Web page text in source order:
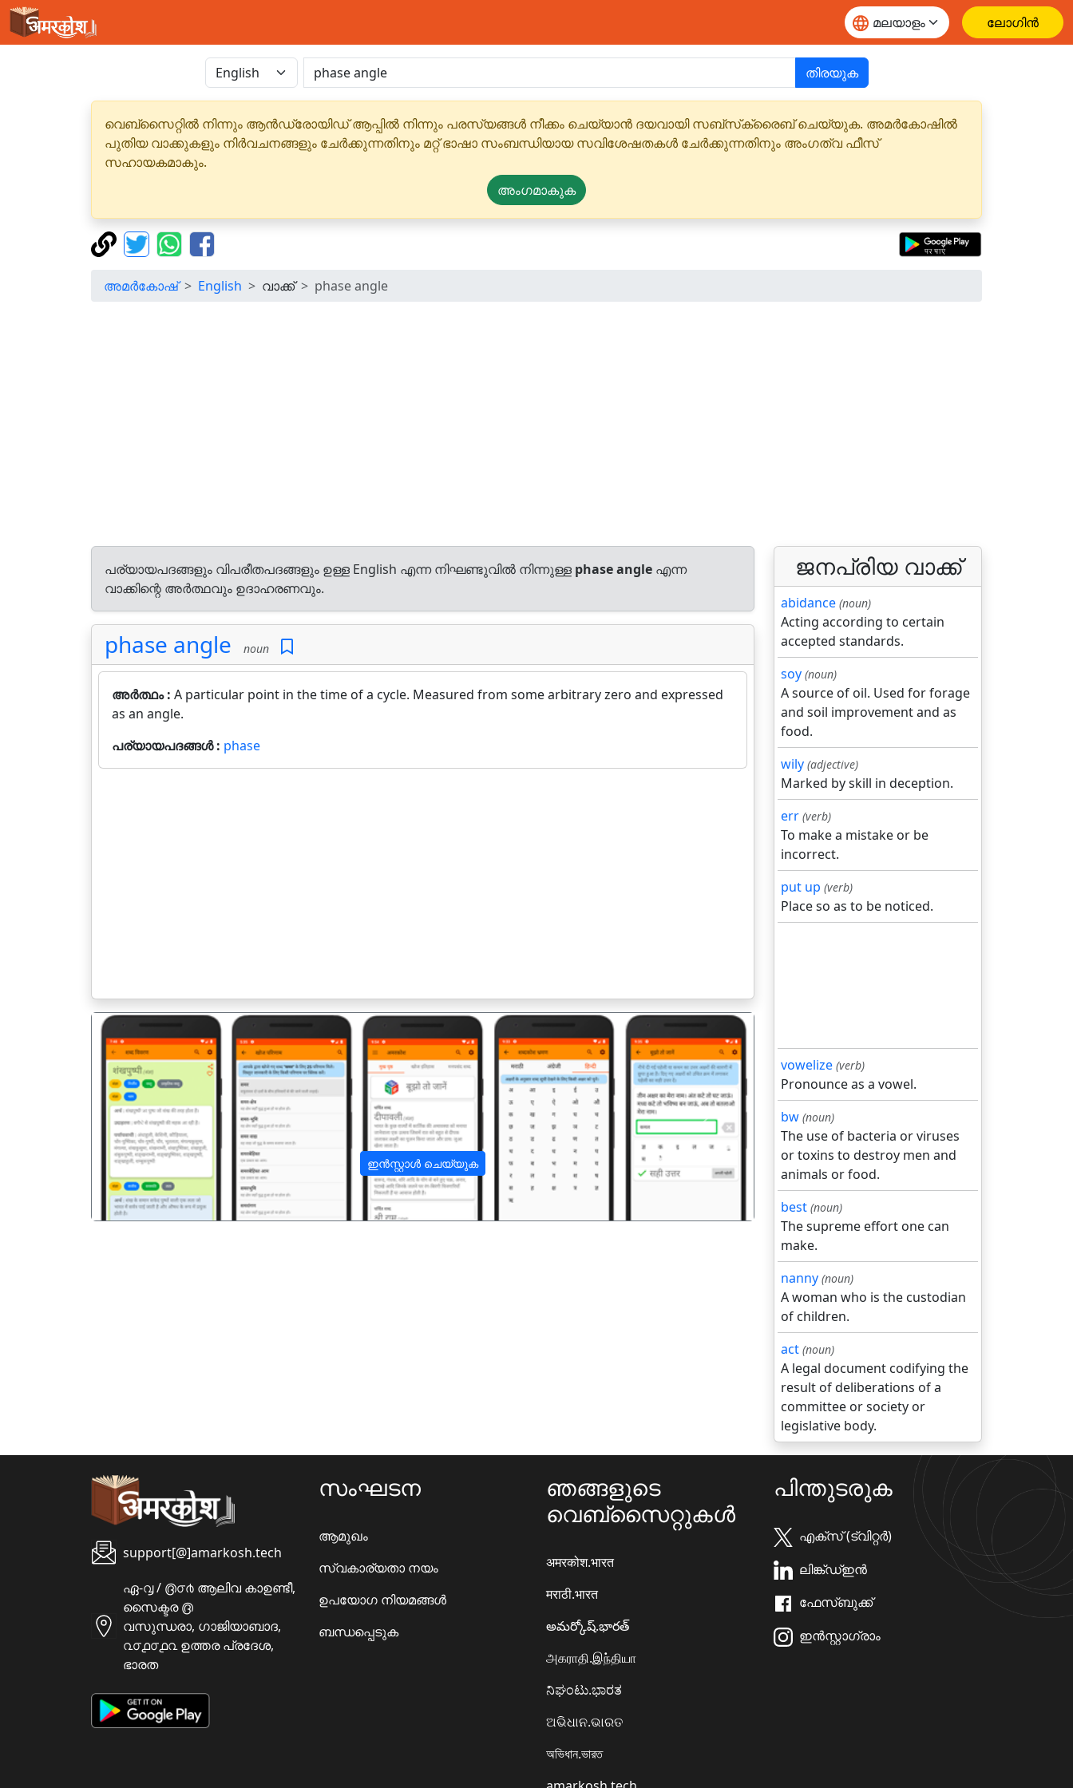
ലോഗിൻ
തിരയുക
വെബ്‌സൈറ്റിൽ നിന്നും ആൻഡ്രോയിഡ് ആപ്പിൽ നിന്നും പരസ്യങ്ങൾ നീക്കം ചെയ്യാൻ ദയവായി സബ്‌സ്‌ക്രൈബ് ചെയ്യുക. അമർകോഷിൽ
പുതിയ വാക്കുകളും നിർവചനങ്ങളും ചേർക്കുന്നതിനും മറ്റ് ഭാഷാ സംബന്ധിയായ സവിശേഷതകൾ ചേർക്കുന്നതിനും അംഗത്വ ഫീസ്
സഹായകമാകും.
അംഗമാകുക
അമർകോഷ് English വാക്ക് phase angle
പര്യായപദങ്ങളും വിപരീതപദങ്ങളും ഉള്ള English എന്ന നിഘണ്ടുവിൽ നിന്നുള്ള phase angle എന്ന
വാക്കിന്റെ അർത്ഥവും ഉദാഹരണവും.
phase angle noun
അർത്ഥം : A particular point in the time of a cycle. Measured from some arbitrary zero and expressed
as an angle.
പര്യായപദങ്ങൾ : phase
ഇൻസ്റ്റാൾ ചെയ്യുക
पिछला अगला
ജനപ്രിയ വാക്ക്
abidance (noun)
Acting according to certain
accepted standards.
soy (noun)
A source of oil. Used for forage
and soil improvement and as
food.
wily (adjective)
Marked by skill in deception.
err (verb)
To make a mistake or be
incorrect.
put up (verb)
Place so as to be noticed.
vowelize (verb)
Pronounce as a vowel.
bw (noun)
The use of bacteria or viruses
or toxins to destroy men and
animals or food.
best (noun)
The supreme effort one can
make.
nanny (noun)
A woman who is the custodian
of children.
act (noun)
A legal document codifying the
result of deliberations of a
committee or society or
legislative body.
support[@]amarkosh.tech
ഏ-൮ / ൫൦൪ ആലിവ കാഉണ്ടീ,
സൈക്ടര ൫
വസുന്ധരാ, ഗാജിയാബാദ,
൨൦൧൦൧൨ ഉത്തര പ്രദേശ,
ഭാരത
സംഘടന
ആമുഖം
സ്വകാര്യതാ നയം
ഉപയോഗ നിയമങ്ങൾ
ബന്ധപ്പെടുക
ഞങ്ങളുടെ
വെബ്സൈറ്റുകൾ
अमरकोश.भारत
मराठी.भारत
అమర్కోష్.భారత్
அகராதி.இந்தியா
ನಿಘಂಟು.ಭಾರತ
ଅଭିଧାନ.ଭାରତ
অভিধান.ভারত
പിന്തുടരുക
എക്സ് (ട്വിറ്റർ)
ലിങ്ക്ഡ്ഇൻ
ഫേസ്ബുക്ക്
ഇൻസ്റ്റാഗ്രാം